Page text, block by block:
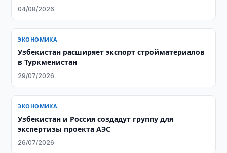
04/08/2026
ЭКОНОМИКА
Узбекистан расширяет экспорт стройматериалов
в Туркменистан
29/07/2026
ЭКОНОМИКА
Узбекистан и Россия создадут группу для
экспертизы проекта АЭС
26/07/2026